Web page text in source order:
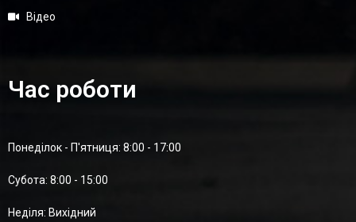
Відео
Час роботи
Понеділок - П'ятниця: 8:00 - 17:00
Суботa: 8:00 - 15:00
Неділя: Вихідний